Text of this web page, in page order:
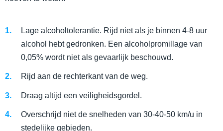
Lage alcoholtolerantie. Rijd niet als je binnen 4-8 uur
alcohol hebt gedronken. Een alcoholpromillage van
0,05% wordt niet als gevaarlijk beschouwd.
Rijd aan de rechterkant van de weg.
Draag altijd een veiligheidsgordel.
Overschrijd niet de snelheden van 30-40-50 km/u in
stedelijke gebieden.